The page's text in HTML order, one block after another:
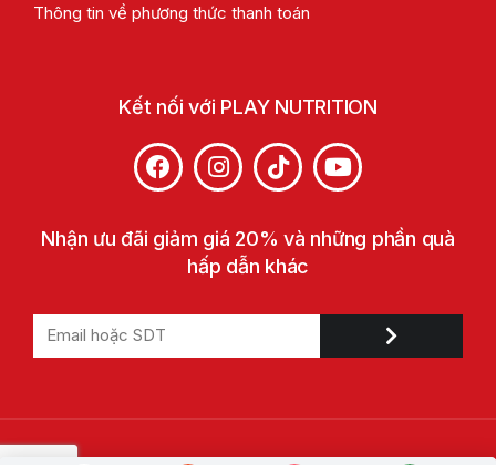
Thông tin về phương thức thanh toán
Kết nối với PLAY NUTRITION
Nhận ưu đãi giảm giá 20% và những phần quà
hấp dẫn khác